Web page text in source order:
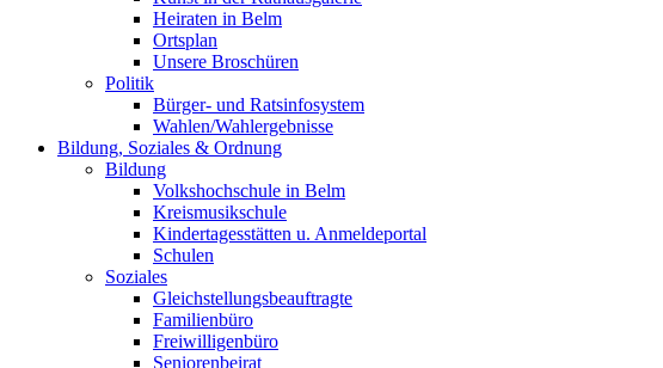
Heiraten in Belm
Ortsplan
Unsere Broschüren
Politik
Bürger- und Ratsinfosystem
Wahlen/Wahlergebnisse
Bildung, Soziales & Ordnung
Bildung
Volkshochschule in Belm
Kreismusikschule
Kindertagesstätten u. Anmeldeportal
Schulen
Soziales
Gleichstellungsbeauftragte
Familienbüro
Freiwilligenbüro
Seniorenbeirat